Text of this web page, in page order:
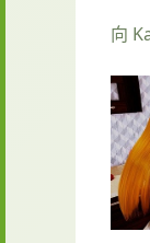
向